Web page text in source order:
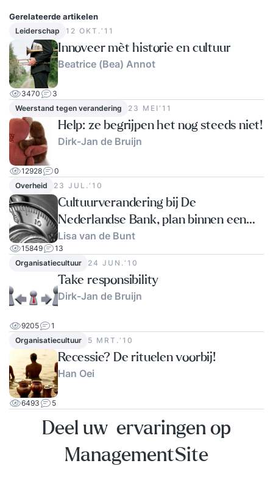
Gerelateerde artikelen
Leiderschap 12 OKT.‘11
Innoveer mèt historie en cultuur
Beatrice (Bea) Annot
3470
3
Weerstand tegen verandering
23 MEI‘11
Help: ze begrijpen het nog steeds niet!
Dirk-Jan de Bruijn
12928
0
Overheid
23 JUL.‘10
Cultuurverandering bij De
Nederlandse Bank, plan binnen een
maand?
Lisa van de Bunt
15849
13
Organisatiecultuur
24 JUN.‘10
Take responsibility
Dirk-Jan de Bruijn
9205
1
Organisatiecultuur
5 MRT.‘10
Recessie? De rituelen voorbij!
Han Oei
6493 5
Deel uw ervaringen op
ManagementSite